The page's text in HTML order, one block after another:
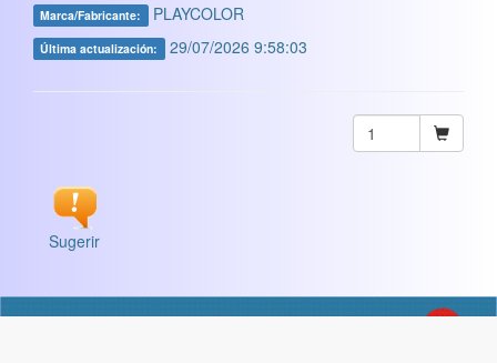
Marca/Fabricante: PLAYCOLOR
Última actualización: 29/07/2026 9:58:03
Sugerir